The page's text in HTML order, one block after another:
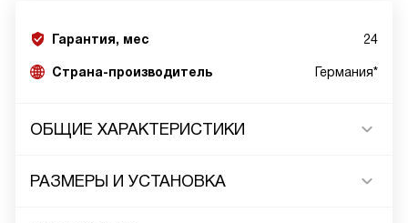
Гарантия, мес 24
Страна-производитель Германия*
ОБЩИЕ ХАРАКТЕРИСТИКИ
РАЗМЕРЫ И УСТАНОВКА